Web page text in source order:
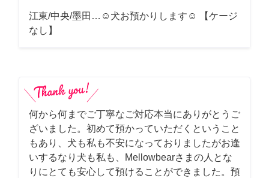
江東/中央/墨田…☺︎犬お預かりします☺︎ 【ケージ
なし】
何から何までご丁寧なご対応本当にありがとうご
ざいました。初めて預かっていただくということ
もあり、犬も私も不安になっておりましたがお逢
いするなり犬も私も、Mellowbearさまの人とな
りにとても安心して預けることができました。預